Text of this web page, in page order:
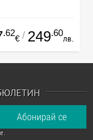
.62
€ / 249.60
лв.